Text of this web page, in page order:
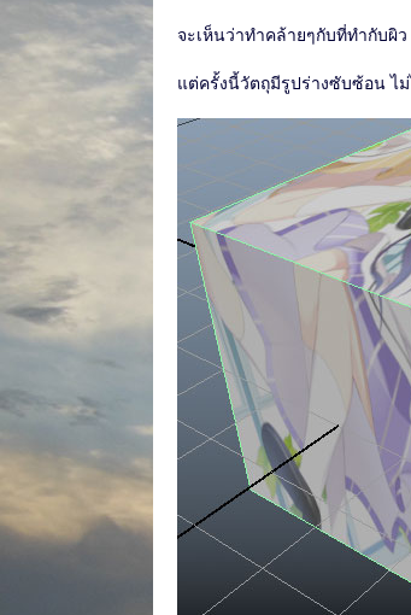
จะเห็นว่าทำคล้ายๆกับที่ทำกับผิ
แต่ครั้งนี้วัตถุมีรูปร่างซับซ้อน ไ